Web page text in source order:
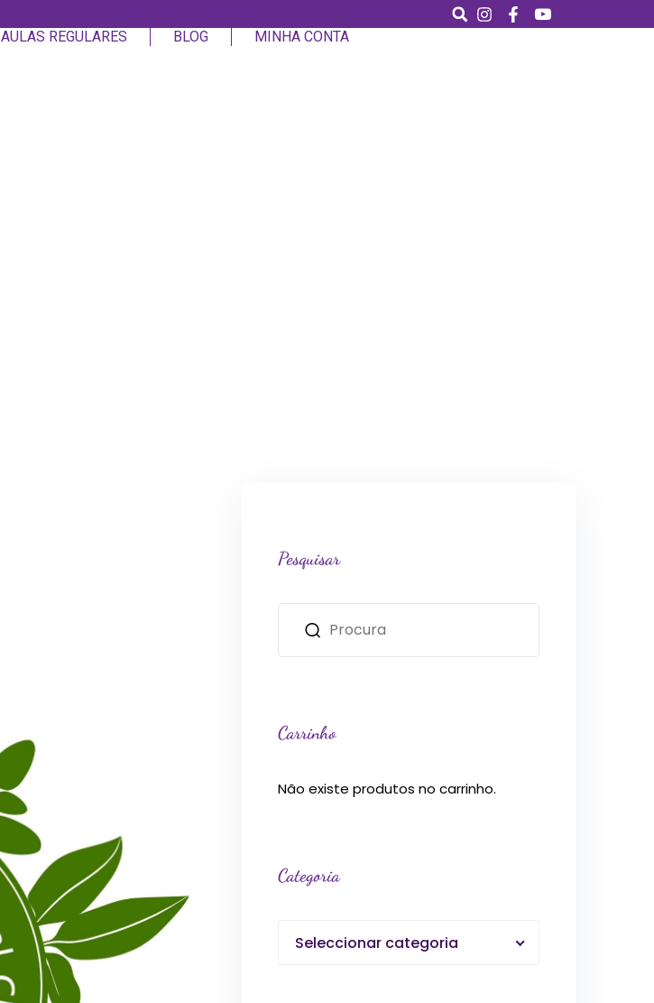
AULAS REGULARES BLOG MINHA CONTA
Pesquisar
Carrinho
Não existe produtos no carrinho.
Categoria
Seleccionar categoria